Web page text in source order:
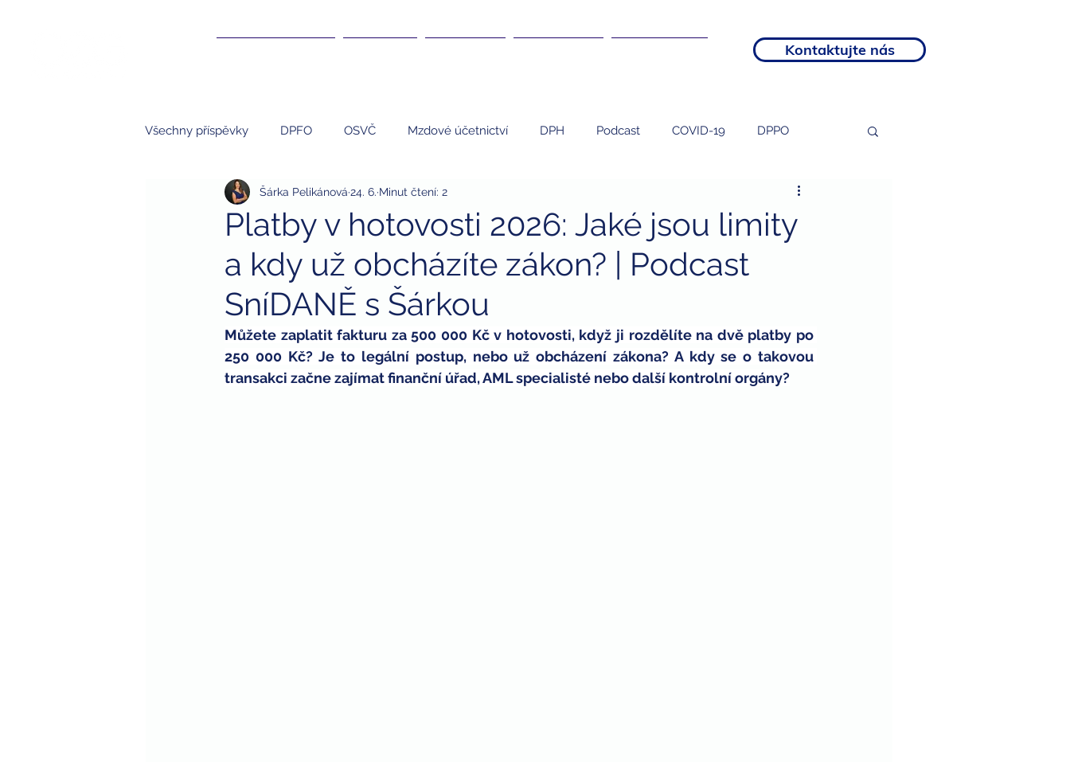
Kontaktujte nás
Všechny příspěvky DPFO OSVČ Mzdové účetnictví DPH Podcast COVID-19 DPPO
Účetnictví NNO S.R.O. EET Umělci podnikatelé
kompenzace kompenzační program finanční poradenství finanční gramotnost rozvojový program
zaměstnávání zdravotně postižených děti bitcoin
Platby v hotovosti 2026: Jaké jsou limity
a kdy už obcházíte zákon? | Podcast
SníDANĚ s Šárkou
Šárka Pelikánová 24. 6. Minut čtení: 2
Můžete zaplatit fakturu za 500 000 Kč v hotovosti, když ji rozdělíte na dvě platby po
250 000 Kč? Je to legální postup, nebo už obcházení zákona? A kdy se o takovou
transakci začne zajímat finanční úřad, AML specialisté nebo další kontrolní orgány?